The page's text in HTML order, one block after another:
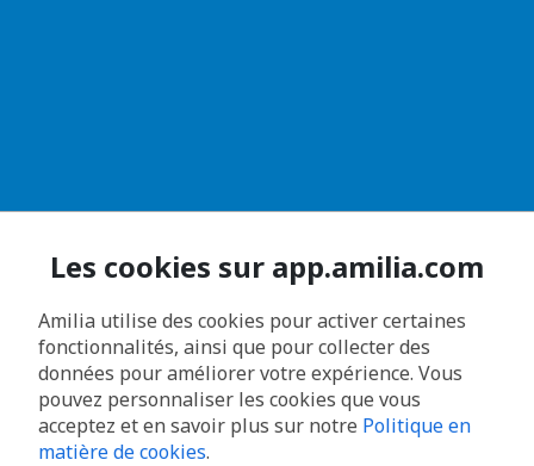
Les cookies sur app.amilia.com
Amilia utilise des cookies pour activer certaines
fonctionnalités, ainsi que pour collecter des
données pour améliorer votre expérience. Vous
pouvez personnaliser les cookies que vous
acceptez et en savoir plus sur notre Politique en
matière de cookies.